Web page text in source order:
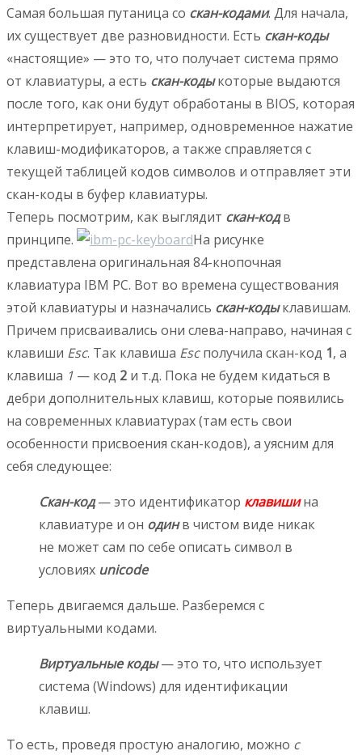
Самая большая путаница со скан-кодами. Для начала,
их существует две разновидности. Есть скан-коды
«настоящие» — это то, что получает система прямо
от клавиатуры, а есть скан-кодыкоторые выдаются
после того, как они будут обработаны в BIOS, которая
интерпретирует, например, одновременное нажатие
клавиш-модификаторов, а также справляется с
текущей таблицей кодов символов и отправляет эти
скан-коды в буфер клавиатуры.
Теперь посмотрим, как выглядит скан-кодв
принципе.
На рисунке
представлена оригинальная 84-кнопочная
клавиатура IBM PC. Вот во времена существования
этой клавиатуры и назначались скан-кодыклавишам.
Причем присваивались они слева-направо, начиная с
клавиши Esc. Так клавиша Escполучила скан-код 1, а
клавиша 1 — код 2 и т.д. Пока не будем кидаться в
дебри дополнительных клавиш, которые появились
на современных клавиатурах (там есть свои
особенности присвоения скан-кодов), а уясним для
себя следующее:
Скан-код— это идентификатор клавишина
клавиатуре и он одинв чистом виде никак
не может сам по себе описать символ в
условиях unicode
Теперь двигаемся дальше. Разберемся с
виртуальными кодами.
Виртуальные коды— это то, что использует
система (Windows) для идентификации
клавиш.
То есть, проведя простую аналогию, можно с